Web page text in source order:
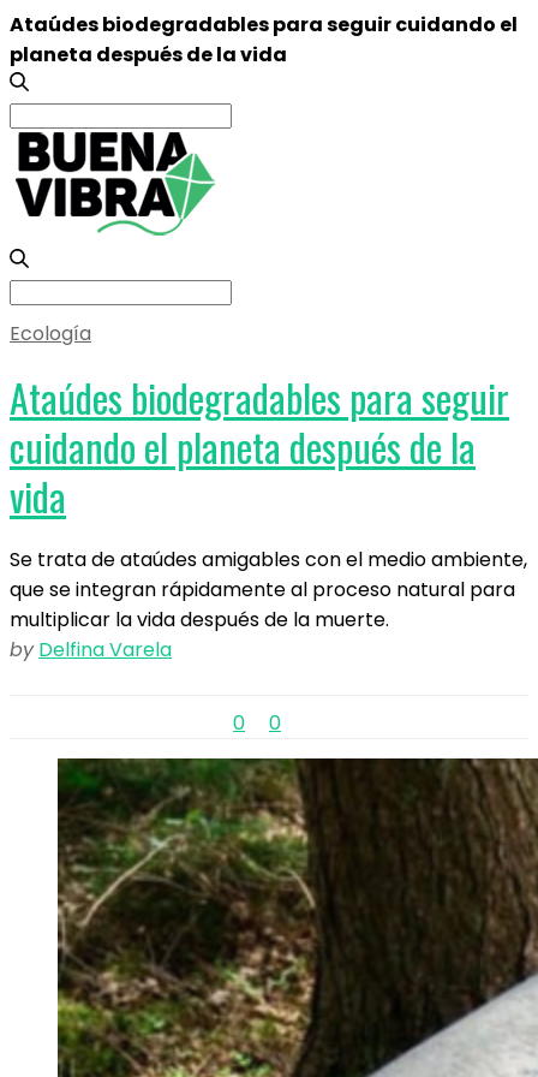
Ataúdes biodegradables para seguir cuidando el
planeta después de la vida
Search
for:
Search
Ecología
Ataúdes biodegradables para seguir
cuidando el planeta después de la
vida
Se trata de ataúdes amigables con el medio ambiente,
que se integran rápidamente al proceso natural para
multiplicar la vida después de la muerte.
by Delfina Varela
0 0